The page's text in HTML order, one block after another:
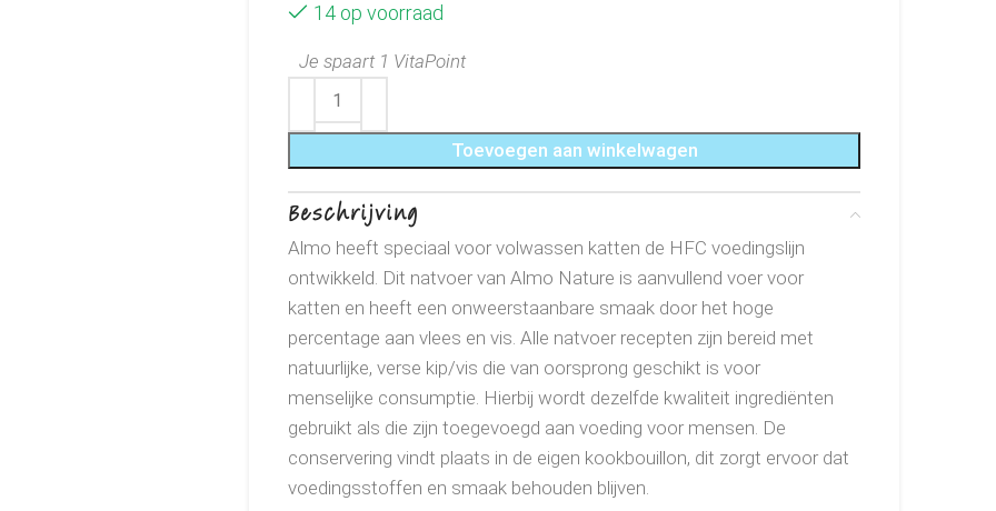
14 op voorraad
Je spaart 1 VitaPoint
Toevoegen aan winkelwagen
Beschrijving
Almo heeft speciaal voor volwassen katten de HFC voedingslijn
ontwikkeld. Dit natvoer van Almo Nature is aanvullend voer voor
katten en heeft een onweerstaanbare smaak door het hoge
percentage aan vlees en vis. Alle natvoer recepten zijn bereid met
natuurlijke, verse kip/vis die van oorsprong geschikt is voor
menselijke consumptie. Hierbij wordt dezelfde kwaliteit ingrediënten
gebruikt als die zijn toegevoegd aan voeding voor mensen. De
conservering vindt plaats in de eigen kookbouillon, dit zorgt ervoor dat
voedingsstoffen en smaak behouden blijven.